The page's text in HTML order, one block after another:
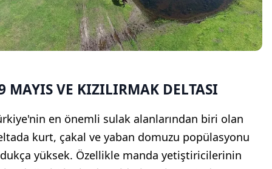
MAYIS VE KIZILIRMAK DELTASI
en önemli sulak alanlarından biri olan
kurt, çakal ve yaban domuzu popülasyonu
yüksek. Özellikle manda yetiştiricilerinin